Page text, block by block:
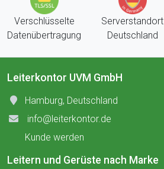
Verschlüsselte
Datenübertragung
Serverstandort
Deutschland
Leiterkontor UVM GmbH
Hamburg, Deutschland
info@leiterkontor.de
Kunde werden
Leitern und Gerüste nach Marke